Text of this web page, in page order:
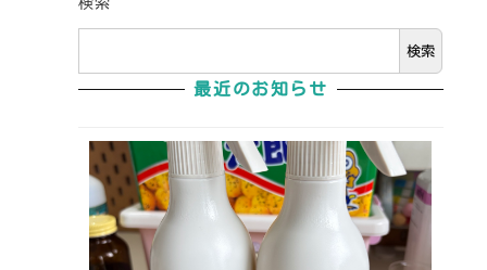
検索
最近のお知らせ